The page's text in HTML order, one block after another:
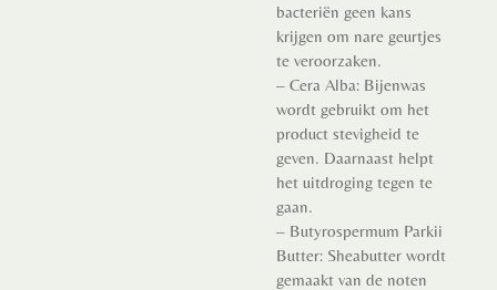
bacteriën geen kans
krijgen om nare geurtjes
te veroorzaken.
– Cera Alba: Bijenwas
wordt gebruikt om het
product stevigheid te
geven. Daarnaast helpt
het uitdroging tegen te
gaan.
– Butyrospermum Parkii
Butter: Sheabutter wordt
gemaakt van de noten